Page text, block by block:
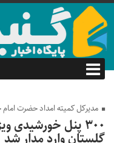
مدیرکل کمیته امداد حضرت
۳۰۰ پنل خورشیدی